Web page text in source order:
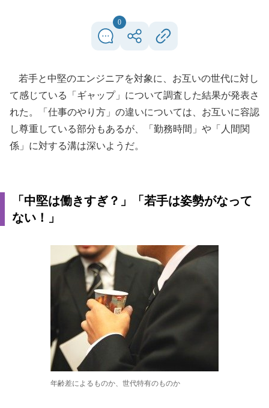
0
若手と中堅のエンジニアを対象に、お互いの世代に対し
て感じている「ギャップ」について調査した結果が発表さ
れた。「仕事のやり方」の違いについては、お互いに容認
し尊重している部分もあるが、「勤務時間」や「人間関
係」に対する溝は深いようだ。
「中堅は働きすぎ？」「若手は姿勢がなって
ない！」
年齢差によるものか、世代特有のものか